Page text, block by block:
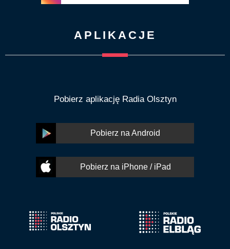
APLIKACJE
Pobierz aplikację Radia Olsztyn
Pobierz na Android
Pobierz na iPhone / iPad